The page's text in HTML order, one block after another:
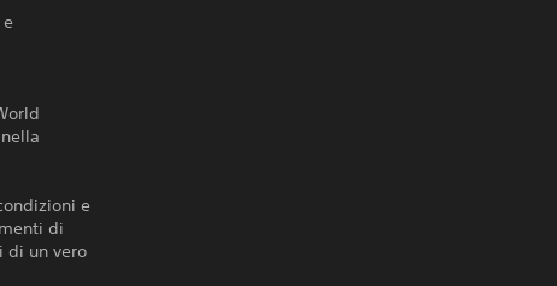
e
di
di un vero